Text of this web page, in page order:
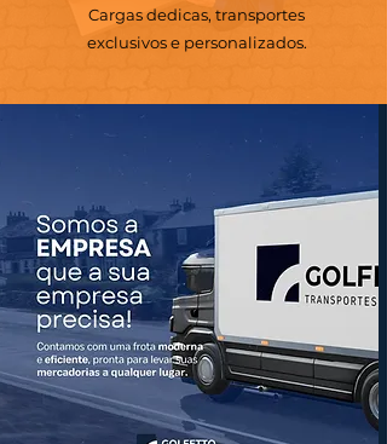
Cargas dedicas, transportes
exclusivos e personalizados.